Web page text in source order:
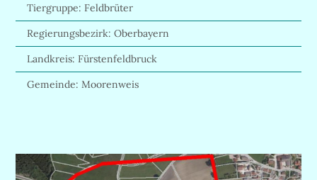
Tiergruppe: Feldbrüter
Regierungsbezirk: Oberbayern
Landkreis: Fürstenfeldbruck
Gemeinde: Moorenweis